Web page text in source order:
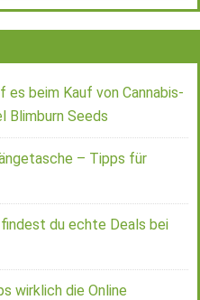
es beim Kauf von Cannabis-
Blimburn Seeds
– Tipps für
du echte Deals bei
wirklich die Online